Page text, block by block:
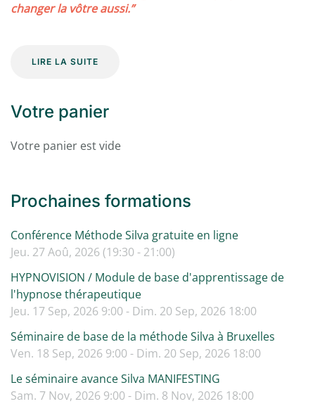
changer la vôtre aussi.”
LIRE LA SUITE
Votre panier
Votre panier est vide
Prochaines formations
Conférence Méthode Silva gratuite en ligne
Jeu. 27 Aoû, 2026 (19:30 - 21:00)
HYPNOVISION / Module de base d'apprentissage de
l'hypnose thérapeutique
Jeu. 17 Sep, 2026 9:00 - Dim. 20 Sep, 2026 18:00
Séminaire de base de la méthode Silva à Bruxelles
Ven. 18 Sep, 2026 9:00 - Dim. 20 Sep, 2026 18:00
Le séminaire avance Silva MANIFESTING
Sam. 7 Nov, 2026 9:00 - Dim. 8 Nov, 2026 18:00